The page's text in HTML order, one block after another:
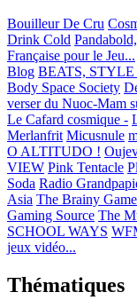
Bouilleur De Cru
Drink Cold
Française pour le Jeu...
Blog BEATS,
Body Space Society
verser du Nuoc-Mam
Le Cafard cosmique -
Merlanfrit Micusnule
O ALTITUDO !
VIEW Pink Tentacle
Soda Radio
Asia The Brainy
Gaming Source The
SCHOOL WAYS
jeux vidéo...
Thématiques